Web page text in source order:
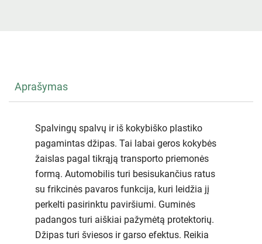
Aprašymas
Spalvingų spalvų ir iš kokybiško plastiko
pagamintas džipas. Tai labai geros kokybės
žaislas pagal tikrąją transporto priemonės
formą. Automobilis turi besisukančius ratus
su frikcinės pavaros funkcija, kuri leidžia jį
perkelti pasirinktu paviršiumi. Guminės
padangos turi aiškiai pažymėtą protektorių.
Džipas turi šviesos ir garso efektus. Reikia